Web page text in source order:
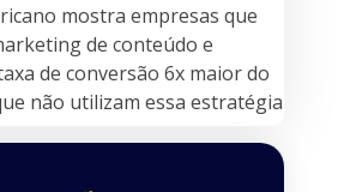
mostra empresas que
de conteúdo e
de conversão 6x maior do
não utilizam essa estratégia